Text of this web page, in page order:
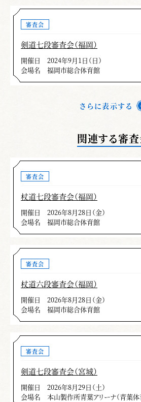
「抜く」「萎やし入れ突
「気当り」「すり上げ」
し、すり込み」等の修錬
た。
具体的には
太刀一・二本目 引いて
三本目 仕太刀の萎やし
んで突き返しがただの押
五・六本目 鎬ですり上
いる。
七本目 打太刀の気当り
全然意味をなしていない。
打突部位や足の運用が不
太刀七本、小太刀三本と
双方の呼吸が合っていな
所作ごとでは仕太刀の小太
刀・小太刀の持ち方等、指摘
けられた。
以上厳しい評価になりまし
もなれば指導者的立場です
れ、百錬自得に努めていただ
す。また、剣道形は理合の宝
癖を矯正し一段と品位、風格
確信します。
審査会
剣道七段審査会（福岡）
開催日
2024年9月1日（日）
会場名
福岡市総合体育館
さらに表示する
関連する審
審査会
杖道七段審査会（福岡）
開催日
2026年8月28日（金）
会場名
福岡市総合体育館
審査会
杖道六段審査会（福岡）
開催日
2026年8月28日（金）
会場名
福岡市総合体育館
審査会
剣道七段審査会（宮城）
開催日
2026年8月29日（土）
会場名
本山製作所青葉アリーナ（青葉体